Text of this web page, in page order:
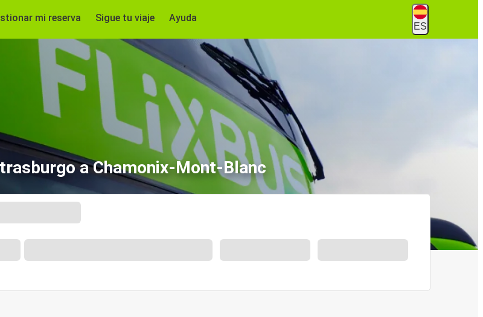
mi reserva Sigue tu viaje Ayuda
ES
a Chamonix-Mont-Blanc